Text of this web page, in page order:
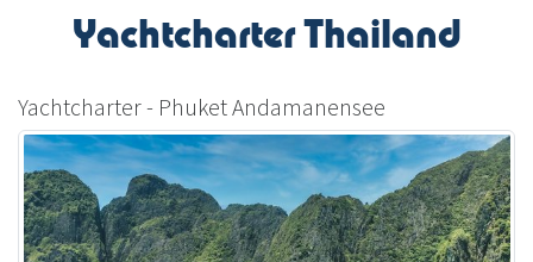
Yachtcharter Thailand
Yachtcharter - Phuket Andamanensee